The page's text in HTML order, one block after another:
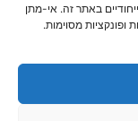
באתר זה. אי-מתן
מסוימות.